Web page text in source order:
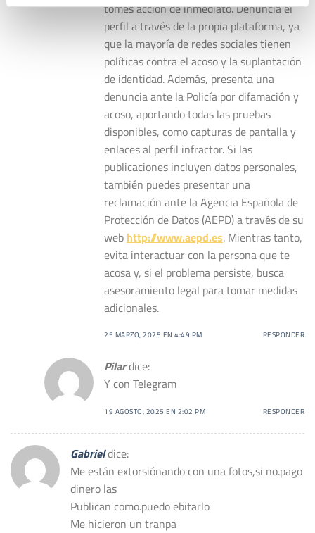
tomes acción de inmediato. Denuncia el
perfil a través de la propia plataforma, ya
que la mayoría de redes sociales tienen
políticas contra el acoso y la suplantación
de identidad. Además, presenta una
denuncia ante la Policía por difamación y
acoso, aportando todas las pruebas
disponibles, como capturas de pantalla y
enlaces al perfil infractor. Si las
publicaciones incluyen datos personales,
también puedes presentar una
reclamación ante la Agencia Española de
Protección de Datos (AEPD) a través de su
web http://www.aepd.es. Mientras tanto,
evita interactuar con la persona que te
acosa y, si el problema persiste, busca
asesoramiento legal para tomar medidas
adicionales.
25 MARZO, 2025 EN 4:49 PM RESPONDER
Pilardice:
Y con Telegram
19 AGOSTO, 2025 EN 2:02 PM RESPONDER
Gabrieldice:
Me están extorsiónando con una fotos,si no.pago
dinero las
Publican como.puedo ebitarlo
Me hicieron un tranpa